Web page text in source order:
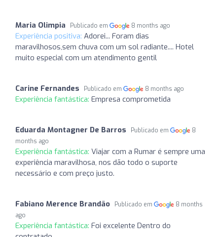
Maria Olimpia Publicado em 8 months ago
Experiência positiva: Adorei... Foram dias
maravilhosos,sem chuva com um sol radiante.... Hotel
muito especial com um atendimento gentil
Carine Fernandes Publicado em 8 months ago
Experiência fantástica: Empresa comprometida
Eduarda Montagner De Barros Publicado em
8
months ago
Experiência fantástica: Viajar com a Rumar é sempre uma
experiência maravilhosa, nos dão todo o suporte
necessário e com preço justo.
Fabiano Merence Brandão Publicado em
8 months
ago
Experiência fantástica: Foi excelente Dentro do